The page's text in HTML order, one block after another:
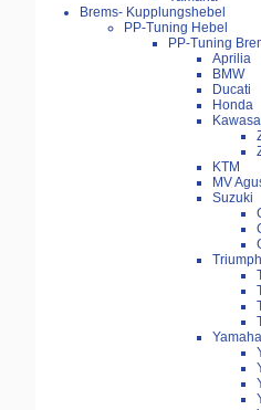
Brems- Kupplungshebel
PP-Tuning Hebel
PP-Tuning
Aprilia
BMW
Ducati
Honda
KTM
MV
Suzuki
Triumph
Yamaha